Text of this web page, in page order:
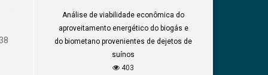
Análise de viabilidade econômica do
aproveitamento energético do biogás e
do biometano provenientes de dejetos de
suínos
403